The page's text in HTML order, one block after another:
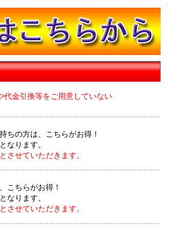
金引換等をご用意していない
ちの方は、こちらがお得！
なります。
させていただきます。
こちらがお得！
なります。
させていただきます。